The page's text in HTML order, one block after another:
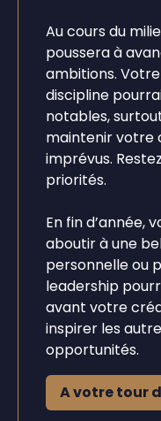
Au cours du
poussera à
ambitions.
discipline
notables,
maintenir votre
imprévus.
priorités.
En fin d’année,
aboutir à une
personnelle ou
leadership
avant votre
inspirer les
opportunités.
A votre tour